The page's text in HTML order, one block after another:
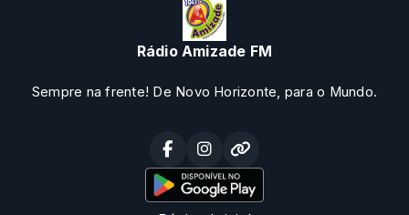
Rádio Amizade FM
Sempre na frente! De Novo Horizonte, para o Mundo.